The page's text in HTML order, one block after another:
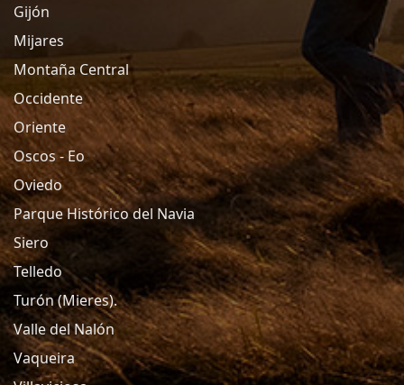
Gijón
Mijares
Montaña Central
Occidente
Oriente
Oscos - Eo
Oviedo
Parque Histórico del Navia
Siero
Telledo
Turón (Mieres).
Valle del Nalón
Vaqueira